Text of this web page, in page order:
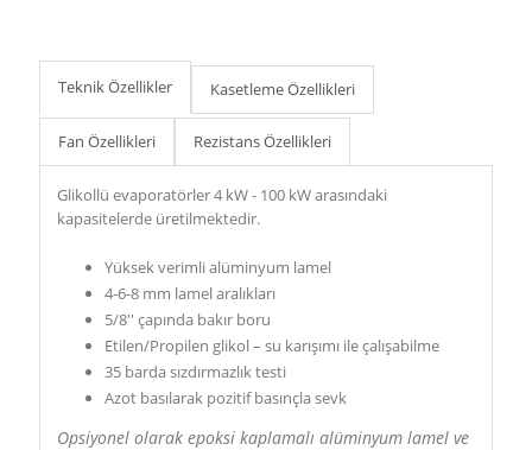
Teknik Özellikler Kasetleme Özellikleri
Fan Özellikleri Rezistans Özellikleri
Glikollü evaporatörler 4 kW - 100 kW arasındaki
kapasitelerde üretilmektedir.
Yüksek verimli alüminyum lamel
4-6-8 mm lamel aralıkları
5/8'' çapında bakır boru
Etilen/Propilen glikol – su karışımı ile çalışabilme
35 barda sızdırmazlık testi
Azot basılarak pozitif basınçla sevk
Opsiyonel olarak epoksi kaplamalı alüminyum lamel ve